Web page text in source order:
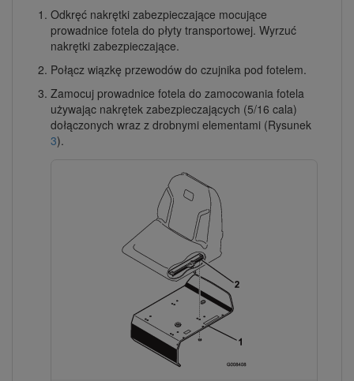
Odkręć nakrętki zabezpieczające mocujące
prowadnice fotela do płyty transportowej. Wyrzuć
nakrętki zabezpieczające.
Połącz wiązkę przewodów do czujnika pod fotelem.
Zamocuj prowadnice fotela do zamocowania fotela
używając nakrętek zabezpieczających (5/16 cala)
dołączonych wraz z drobnymi elementami (Rysunek
3).